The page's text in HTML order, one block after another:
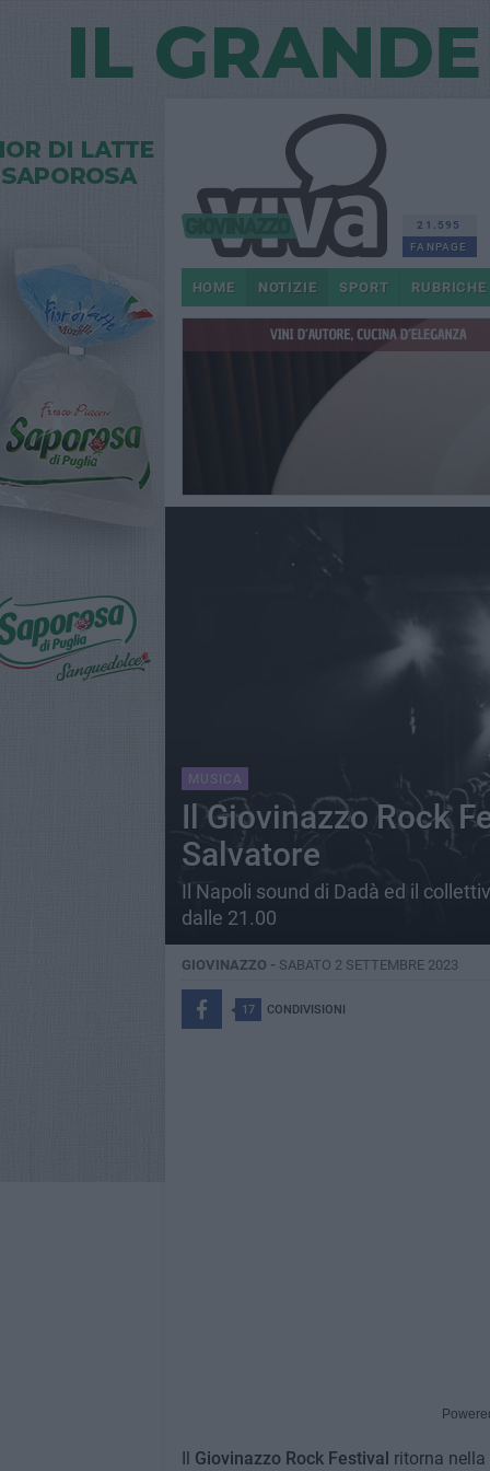
21.595
FANPAGE
HOME NOTIZIE SPORT RUBRICHE
MUSICA
Il Giovinazzo Rock
Salvatore
Il Napoli sound di Dadà ed il
dalle 21.00
GIOVINAZZO - SABATO 2 SETTEMBRE 2023
17 CONDIVISIONI
Il Giovinazzo Rock Festival ritorna